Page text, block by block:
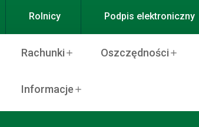
Rolnicy Podpis elektroniczny
Rachunki Oszczędności
Informacje